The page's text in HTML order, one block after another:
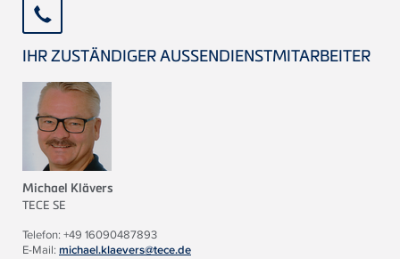
IHR ZUSTÄNDIGER AUSSENDIENSTMITARBEITER
Michael Klävers
TECE SE
Telefon: +49 16090487893
E-Mail: michael.klaevers@tece.de